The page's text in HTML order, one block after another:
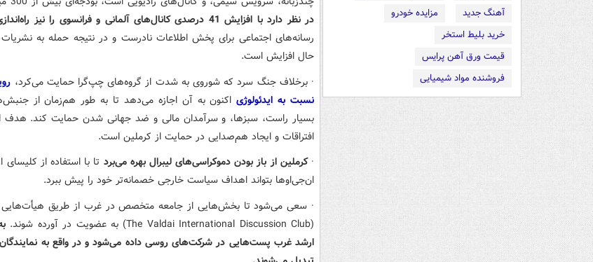
آهنگ جدید
مزایده خودرو
خرید بلیط استخر
قیمت ورق آهن پرایس
فروشنده مواد شیمیایی
در نظر دارد با افزایش 41 درصدی کانال‌های آلمانی و فرانسوی را نیز راه‌‌اندازی کند
رسانه‌های اجتماعی برای پخش اطلاعات نادرست و در نتیجه حمله به
حال افزایش است.
·برخلاف جنگ سرد که شوروی به شدت از گروه‌های چپ‌گرا حمایت می‌کرد،
نسبت به ایدئولوژیاکنون به آن اجازه می‌دهد تا به طور هم‌زمان از
بسیار راست،‌ سبزها، و سرآمدان مالی و ضد جهانی شدن حمایت کند. هدف
افتراقات و ایجاد هم‌صدایی در حمایت از کرملین است.
·کرملین از باز بودن دموکراسی‌های لیبرال بهره می‌برد تا با استفاده از
ان‌جی‌اوها بتواند اهداف سیاست خارجی خصمانه‌تر خود را پیش ببرد.
· سعی می‌شود تا بخش‌هایی از جامعه متخصص در غرب از طریق هیأت‌هایی
(The Valdai International DiscussionClub) به عضویت در آورده شوند.
ارشد غرب پست‌هایی در شرکت‌های روسی داده می‌شود و در واقع به نمایندگان